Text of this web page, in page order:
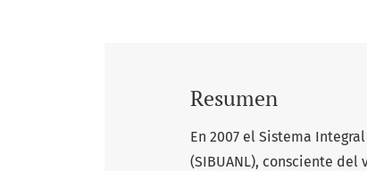
Resumen
En 2007 el Sistema
(SIBUANL), consciente